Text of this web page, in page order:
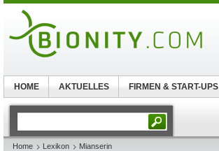
Home Lexikon Mianserin
HOME AKTUELLES FIRMEN & START-UPS